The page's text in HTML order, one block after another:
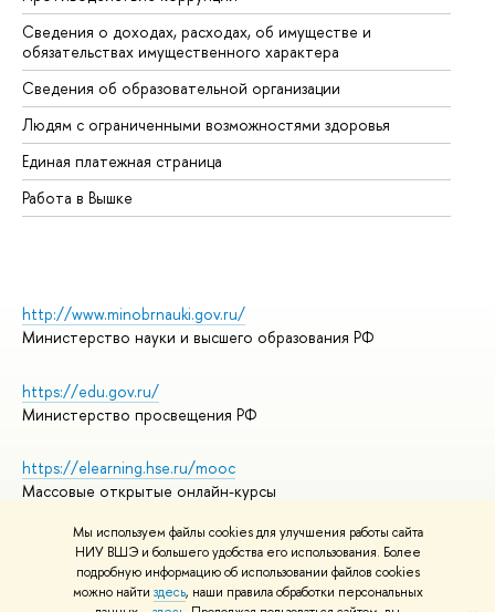
Мы используем файлы cookies для улучшения работы сайта
НИУ ВШЭ и большего удобства его использования. Более
подробную информацию об использовании файлов cookies
можно найти здесь, наши правила обработки персональных
Сведения о доходах, расходах, об имуществе и
обязательствах имущественного характера
Сведения об образовательной организации
Людям с ограниченными возможностями здоровья
Единая платежная страница
Работа в Вышке
http://www.minobrnauki.gov.ru/
Министерство науки и высшего образования РФ
https://edu.gov.ru/
Министерство просвещения РФ
https://elearning.hse.ru/mooc
Массовые открытые онлайн-курсы
© НИУ ВШЭ 1993–2026
Адреса и контакты
Условия использования материалов